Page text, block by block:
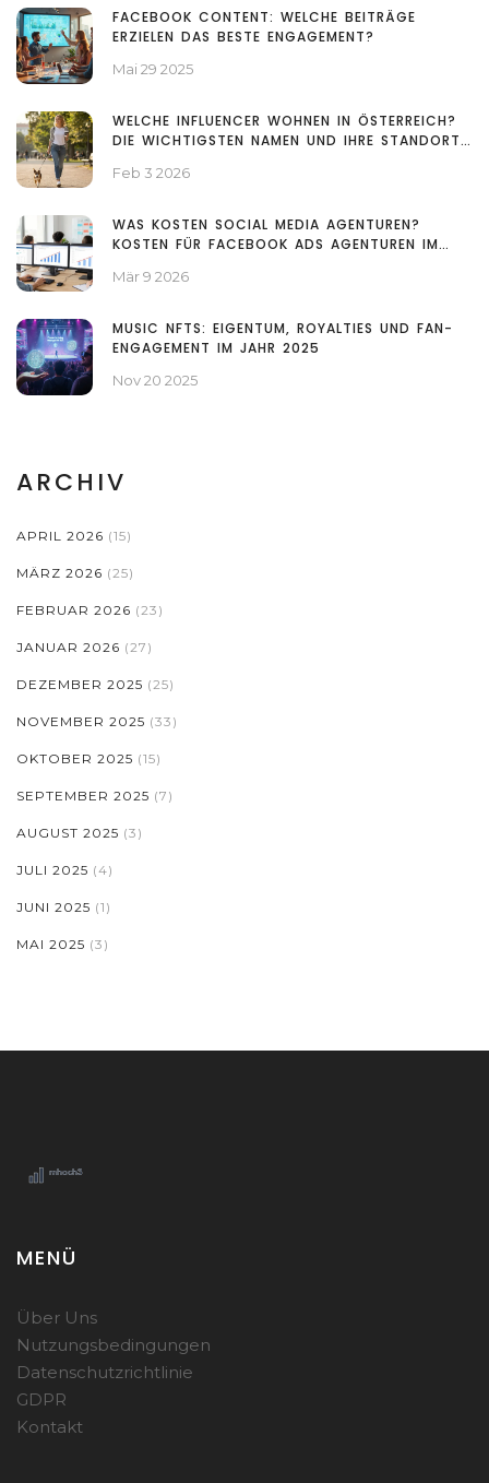
FACEBOOK CONTENT: WELCHE BEITRÄGE
ERZIELEN DAS BESTE ENGAGEMENT?
Mai 29 2025
WELCHE INFLUENCER WOHNEN IN ÖSTERREICH?
DIE WICHTIGSTEN NAMEN UND IHRE STANDORTE
Feb 3 2026
WAS KOSTEN SOCIAL MEDIA AGENTUREN?
KOSTEN FÜR FACEBOOK ADS AGENTUREN IM
Mär 9 2026
MUSIC NFTS: EIGENTUM, ROYALTIES UND FAN-
ENGAGEMENT IM JAHR 2025
Nov 20 2025
ARCHIV
APRIL 2026 (15)
MÄRZ 2026 (25)
FEBRUAR 2026 (23)
JANUAR 2026 (27)
DEZEMBER 2025 (25)
NOVEMBER 2025 (33)
OKTOBER 2025 (15)
SEPTEMBER 2025 (7)
AUGUST 2025 (3)
JULI 2025 (4)
JUNI 2025 (1)
MAI 2025 (3)
MENÜ
Über Uns
Nutzungsbedingungen
Datenschutzrichtlinie
GDPR
Kontakt